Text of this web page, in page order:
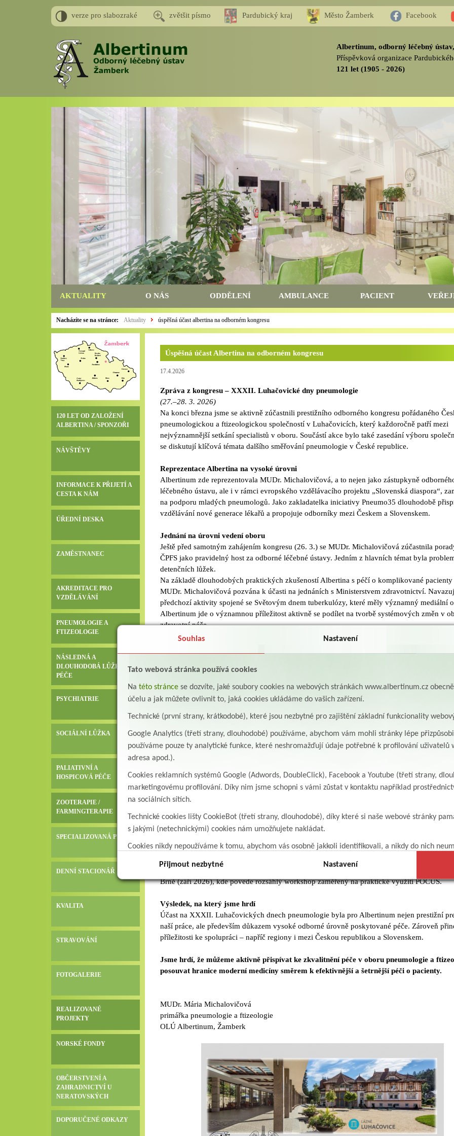
verze pro slabozraké zvětšit písmo Pardubický kraj Město Žamberk Facebook
Albertinum, odborný léčebný
Příspěvková organizace
121 let (1905 - 2026)
AKTUALITY O NÁS ODDĚLENÍ AMBULANCE PACIENT
Nacházíte se na stránce: Aktuality úspěšná účast albertina na odborném kongresu
120 LET OD ZALOŽENÍ
ALBERTINA / SPONZOŘI
NÁVŠTĚVY
INFORMACE K PŘIJETÍ A
CESTA K NÁM
ÚŘEDNÍ DESKA
ZAMĚSTNANEC
AKREDITACE PRO
VZDĚLÁVÁNÍ
PNEUMOLOGIE A
FTIZEOLOGIE
NÁSLEDNÁ A
DLOUHODOBÁ LŮŽKOVÁ
PÉČE
PSYCHIATRIE
SOCIÁLNÍ LŮŽKA
PALIATIVNÍ A
HOSPICOVÁ PÉČE
ZOOTERAPIE /
FARMINGTERAPIE
SPECIALIZOVANÁ PÉČE
DENNÍ STACIONÁŘ
KVALITA
STRAVOVÁNÍ
FOTOGALERIE
REALIZOVANÉ
PROJEKTY
NORSKÉ FONDY
OBČERSTVENÍ A
ZAHRADNICTVÍ U
NERATOVSKÝCH
DOPORUČENÉ ODKAZY
Úspěšná účast Albertina na odborném kongresu
17.4.2026
Zpráva z kongresu – XXXII. Luhačovické dny pneumologie
(27.–28. 3. 2026)
Na konci března jsme se aktivně zúčastnili prestižního odborného kongresu pořádaného
pneumologickou a ftizeologickou společností v Luhačovicích, který každoročně patří mezi
nejvýznamnější setkání specialistů v oboru. Součástí akce bylo také zasedání výboru
se diskutují klíčová témata dalšího směřování pneumologie v České republice.
Reprezentace Albertina na vysoké úrovni
Albertinum zde reprezentovala MUDr. Michalovičová, a to nejen jako zástupkyně
léčebného ústavu, ale i v rámci evropského vzdělávacího projektu „Slovenská diaspora“,
na podporu mladých pneumologů. Jako zakladatelka iniciativy Pneumo35 dlouhodobě
vzdělávání nové generace lékařů a propojuje odborníky mezi Českem a Slovenskem.
Jednání na úrovni vedení oboru
Ještě před samotným zahájením kongresu (26. 3.) se MUDr. Michalovičová zúčastnila
ČPFS jako pravidelný host za odborné léčebné ústavy. Jedním z hlavních témat byla
detenčních lůžek.
Na základě dlouhodobých praktických zkušeností Albertina s péčí o komplikované pacienty
MUDr. Michalovičová pozvána k účasti na jednáních s Ministerstvem zdravotnictví.
předchozí aktivity spojené se Světovým dnem tuberkulózy, které měly významný mediální
Albertinum jde o významnou příležitost aktivně se podílet na tvorbě systémových změn v
zdravotní péče.
Přednáška i praktický workshop se zaměřily na využití asistentů kašle – přístrojů, které
V Albertinu jde o běžnou součást péče, avšak napříč neakutními odděleními v ČR je tato
spíše výjimečná. Sdílení konkrétních kazuistik a praktických zkušeností proto vyvolalo
zájem odborné veřejnosti. Řada pracovišť zároveň otevřeně přiznala, že hledá možnosti,
➡️28. 3. – POCUS: ultrazvuk přímo u lůžka pacienta
Druhá přednáška byla věnována moderní metodě point-of-care sonografie (POCUS), která
rychlou diagnostiku přímo u pacienta – bez nutnosti transportu.
Tato metoda se ukazuje jako zásadní zejména u infekčních pacientů (např. s tuberkulózou) a
pacientů v paliativní péči, kde minimalizace zátěže hraje klíčovou roli.
I zde byly prezentovány konkrétní případy z praxe, které ukázaly, že včasné využití
zásadně ovlivnit průběh léčby a v některých situacích dokonce předejít poškození pacienta.
Odezva byla mimořádně silná – účastníci si prezentaci dokumentovali, aktivně diskutovali a
Na základě této pozitivní odezvy byla MUDr. Michalovičová pozvána na Československý
Brně (září 2026), kde povede rozsáhlý workshop zaměřený na praktické využití POCUS.
Výsledek, na který jsme hrdí
Účast na XXXII. Luhačovických dnech pneumologie byla pro Albertinum nejen prestižní
naší práce, ale především důkazem vysoké odborné úrovně poskytované péče. Zároveň
příležitosti ke spolupráci – napříč regiony i mezi Českou republikou a Slovenskem.
Jsme hrdí, že můžeme aktivně přispívat ke zkvalitnění péče v oboru pneumologie a
posouvat hranice moderní medicíny směrem k efektivnější a šetrnější péči o pacienty.
MUDr. Mária Michalovičová
primářka pneumologie a ftizeologie
OLÚ Albertinum, Žamberk
Souhlas Nastavení
Tato webová stránka používá cookies
Na této stránce se dozvíte, jaké soubory cookies na webových stránkách www.albertinum.cz
účelu a jak můžete ovlivnit to, jaká cookies ukládáme do vašich zařízení.
Technické (první strany, krátkodobé), které jsou nezbytné pro zajištění základní funkcionality
Google Analytics (třetí strany, dlouhodobé) používáme, abychom vám mohli stránky lépe
používáme pouze ty analytické funkce, které neshromažďují údaje potřebné k profilování uživatelů
adresa apod.).
Cookies reklamních systémů Google (Adwords, DoubleClick), Facebook a Youtube (třetí strany,
marketingovému profilování. Díky nim jsme schopni s vámi zůstat v kontaktu například
na sociálních sítích.
Technické cookies lišty CookieBot (třetí strany, dlouhodobé), díky které si naše webové stránky
s jakými (netechnickými) cookies nám umožňujete nakládat.
Cookies nikdy nepoužíváme k tomu, abychom vás osobně jakkoli identifikovali, a nikdy do nich
Přijmout nezbytné Nastavení